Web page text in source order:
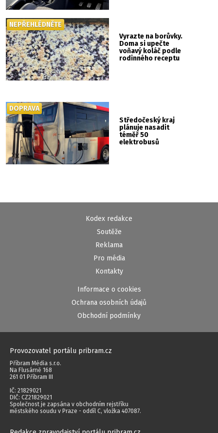
Vyrazte na borůvky.
Doma si upečte
voňavý koláč podle
rodinného receptu
NEPŘEHLÉDNĚTE
Středočeský kraj
plánuje nasadit
téměř 50
elektrobusů
DOPRAVA
Kodex redakce
Soutěže
Reklama
Pro média
Kontakty
Informace o cookies
Ochrana osobních údajů
Obchodní podmínky
Provozovatel portálu pribram.cz
Příbram Média s.r.o.
Na Flusárně 168
261 01 Příbram III
IČ: 21829021
DIČ: CZ21829021
Společnost je zapsána v obchodním rejstříku
městského soudu v Praze - oddíl C, vložka 407087.